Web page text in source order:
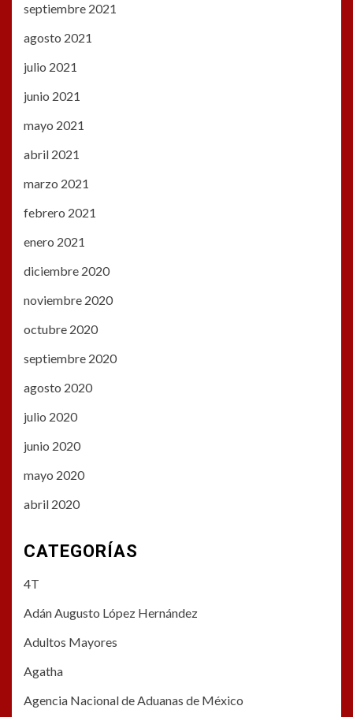
septiembre 2021
agosto 2021
julio 2021
junio 2021
mayo 2021
abril 2021
marzo 2021
febrero 2021
enero 2021
diciembre 2020
noviembre 2020
octubre 2020
septiembre 2020
agosto 2020
julio 2020
junio 2020
mayo 2020
abril 2020
CATEGORÍAS
4T
Adán Augusto López Hernández
Adultos Mayores
Agatha
Agencia Nacional de Aduanas de México